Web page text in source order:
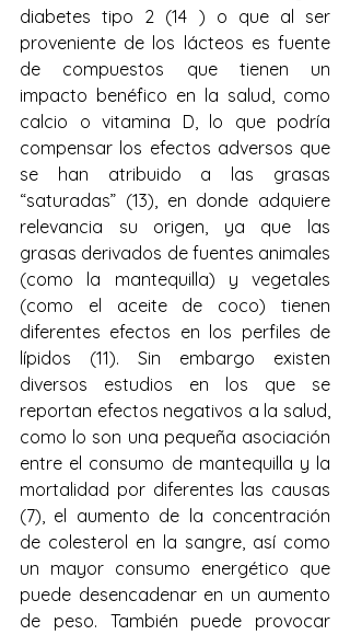
diabetes tipo 2 (14 ) o que al ser
proveniente de los lácteos es fuente
de compuestos que tienen un
impacto benéfico en la salud, como
calcio o vitamina D, lo que podría
compensar los efectos adversos que
se han atribuido a las grasas
“saturadas” (13), en donde adquiere
relevancia su origen, ya que las
grasas derivados de fuentes animales
(como la mantequilla) y vegetales
(como el aceite de coco) tienen
diferentes efectos en los perfiles de
lípidos (11). Sin embargo existen
diversos estudios en los que se
reportan efectos negativos a la salud,
como lo son una pequeña asociación
entre el consumo de mantequilla y la
mortalidad por diferentes las causas
(7), el aumento de la concentración
de colesterol en la sangre, así como
un mayor consumo energético que
puede desencadenar en un aumento
de peso. También puede provocar